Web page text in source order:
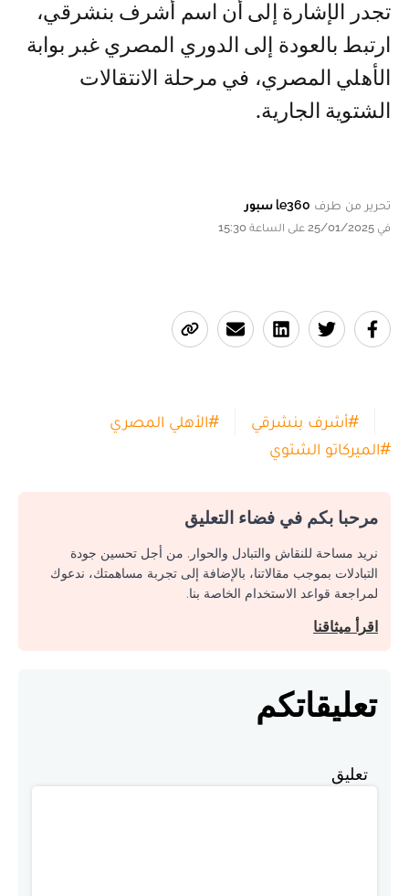
تجدر الإشارة إلى أن اسم أشرف بنشرقي،
ارتبط بالعودة إلى الدوري المصري غبر بوابة
الأهلي المصري، في مرحلة الانتقالات
الشتوية الجارية.
تحرير من طرف le360 سبور
في 25/01/2025 على الساعة 15:30
#أشرف بنشرقي #الأهلي المصري
#الميركاتو الشتوي
مرحبا بكم في فضاء التعليق
نريد مساحة للنقاش والتبادل والحوار. من أجل تحسين جودة
التبادلات بموجب مقالاتنا، بالإضافة إلى تجربة مساهمتك، ندعوك
لمراجعة قواعد الاستخدام الخاصة بنا.
اقرأ ميثاقنا
تعليقاتكم
تعليق